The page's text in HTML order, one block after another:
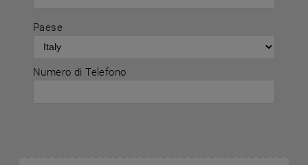
Paese
Numero di Telefono